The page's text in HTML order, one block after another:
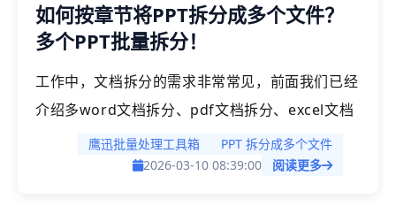
以一键按页数进行拆分，不限制ppt文档页数，非
常好用。
如何按章节将PPT拆分成多个文件？
多个PPT批量拆分！
工作中，文档拆分的需求非常常见，前面我们已经
介绍多word文档拆分、pdf文档拆分、excel文档
拆分等，今天我们就一起来看看PPT文档拆分，单
个文件，可能我们还可以通过复制粘贴的办法进行
鹰迅批量处理工具箱
PPT 拆分成多个文件
2026-03-10 08:39:00
阅读更多